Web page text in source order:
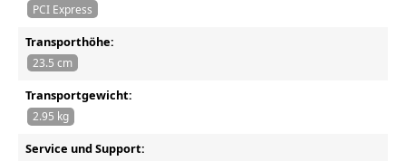
PCI Express
Transporthöhe:
23.5 cm
Transportgewicht:
2.95 kg
Service und Support: